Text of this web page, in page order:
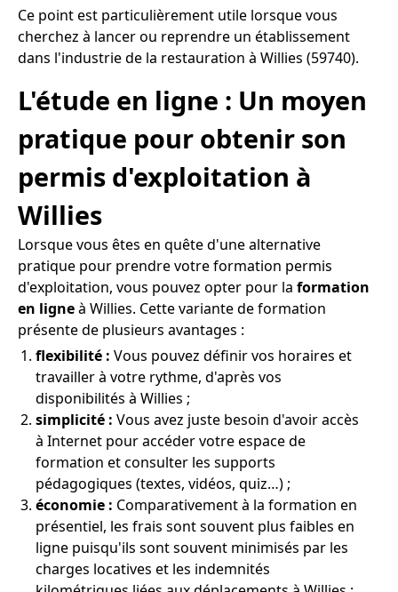
Ce point est particulièrement utile lorsque vous
cherchez à lancer ou reprendre un établissement
dans l'industrie de la restauration à Willies (59740).
L'étude en ligne : Un moyen
pratique pour obtenir son
permis d'exploitation à
Willies
Lorsque vous êtes en quête d'une alternative
pratique pour prendre votre formation permis
d'exploitation, vous pouvez opter pour la formation
en ligneà Willies. Cette variante de formation
présente de plusieurs avantages :
flexibilité : Vous pouvez définir vos horaires et
travailler à votre rythme, d'après vos
disponibilités à Willies ;
simplicité : Vous avez juste besoin d'avoir accès
à Internet pour accéder votre espace de
formation et consulter les supports
pédagogiques (textes, vidéos, quiz…) ;
économie : Comparativement à la formation en
présentiel, les frais sont souvent plus faibles en
ligne puisqu'ils sont souvent minimisés par les
charges locatives et les indemnités